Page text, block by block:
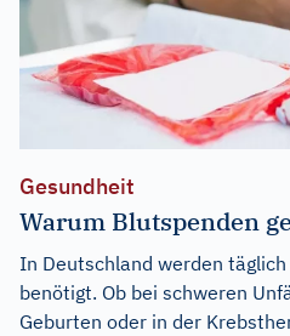
Gesundheit
Warum Blutspenden
In Deutschland werden
benötigt. Ob bei schweren
Geburten oder in der